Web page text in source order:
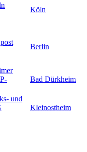
Köln
Berlin
Bad Dürkheim
und
Kleinostheim